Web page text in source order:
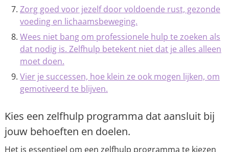
Zorg goed voor jezelf door voldoende rust, gezonde
voeding en lichaamsbeweging.
Wees niet bang om professionele hulp te zoeken als
dat nodig is. Zelfhulp betekent niet dat je alles alleen
moet doen.
Vier je successen, hoe klein ze ook mogen lijken, om
gemotiveerd te blijven.
Kies een zelfhulp programma dat aansluit bij
jouw behoeften en doelen.
Het is essentieel om een zelfhulp programma te kiezen